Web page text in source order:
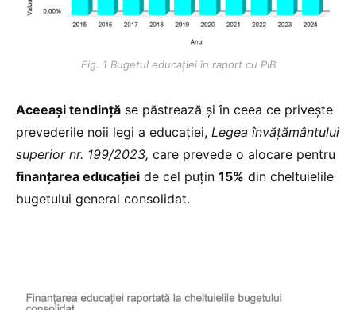
Fig. 1 Bugetul educației în raport cu PIB
Aceeași tendință se păstrează și în ceea ce privește
prevederile noii legi a educației, Legea învățământului
superior nr. 199/2023, care prevede o alocare pentru
finanțarea educației de cel puțin 15% din cheltuielile
bugetului general consolidat.